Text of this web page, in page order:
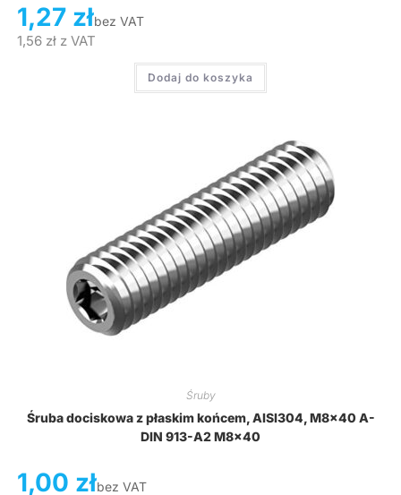
1,27 złbez VAT
1,56 złz VAT
Dodaj do koszyka
Śruby
Śruba dociskowa z płaskim końcem, AISI304, M8x40 A-
DIN 913-A2 M8x40
1,00 złbez VAT